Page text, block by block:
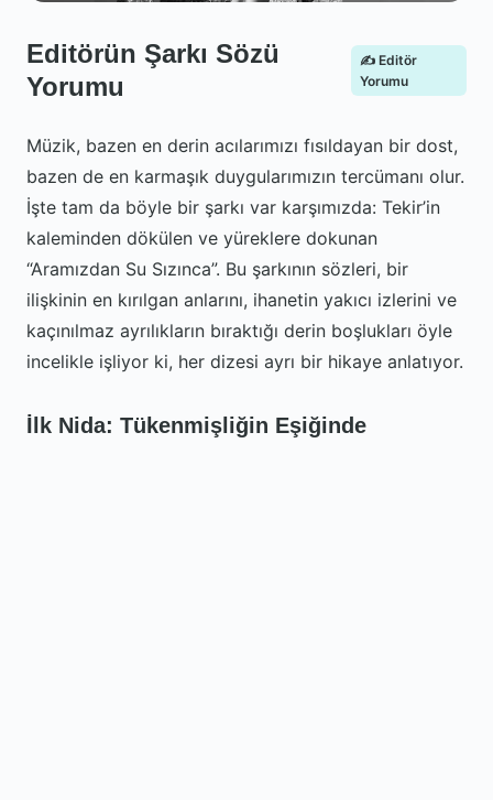
Editörün Şarkı Sözü
Yorumu
✍️ Editör
Yorumu
Müzik, bazen en derin acılarımızı fısıldayan bir dost,
bazen de en karmaşık duygularımızın tercümanı olur.
İşte tam da böyle bir şarkı var karşımızda: Tekir’in
kaleminden dökülen ve yüreklere dokunan
“Aramızdan Su Sızınca”. Bu şarkının sözleri, bir
ilişkinin en kırılgan anlarını, ihanetin yakıcı izlerini ve
kaçınılmaz ayrılıkların bıraktığı derin boşlukları öyle
incelikle işliyor ki, her dizesi ayrı bir hikaye anlatıyor.
İlk Nida: Tükenmişliğin Eşiğinde